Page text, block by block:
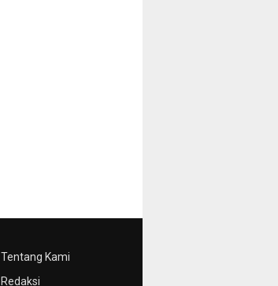
Tentang Kami
Redaksi